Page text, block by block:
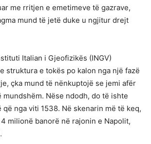
me rritjen e emetimeve të gazrave,
mund të jetë duke u ngjitur drejt
Italian i Gjeofizikës (INGV)
struktura e tokës po kalon nga një fazë
çka mund të nënkuptojë se jemi afër
Nëse ndodh, do të ishte
nga viti 1538. Në skenarin më të keq,
milionë banorë në rajonin e Napolit,